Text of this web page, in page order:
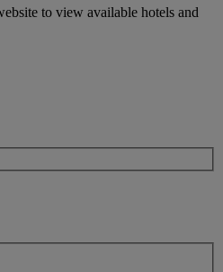
to view available hotels and